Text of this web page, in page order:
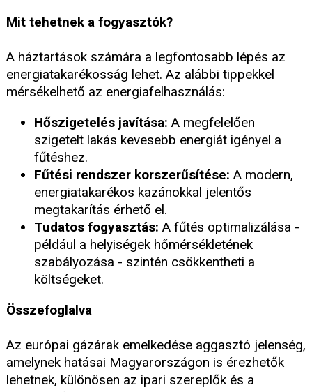
Mit tehetnek a fogyasztók?
A háztartások számára a legfontosabb lépés az
energiatakarékosság lehet. Az alábbi tippekkel
mérsékelhető az energiafelhasználás:
Hőszigetelés javítása: A megfelelően
szigetelt lakás kevesebb energiát igényel a
fűtéshez.
Fűtési rendszer korszerűsítése: A modern,
energiatakarékos kazánokkal jelentős
megtakarítás érhető el.
Tudatos fogyasztás: A fűtés optimalizálása -
például a helyiségek hőmérsékletének
szabályozása - szintén csökkentheti a
költségeket.
Összefoglalva
Az európai gázárak emelkedése aggasztó jelenség,
amelynek hatásai Magyarországon is érezhetők
lehetnek, különösen az ipari szereplők és a